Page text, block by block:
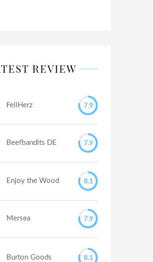
REVIEW
FellHerz 7.9
Beefbandits DE 7.9
Enjoy the Wood 8.1
Mersea 7.9
Burton Goods 8.1